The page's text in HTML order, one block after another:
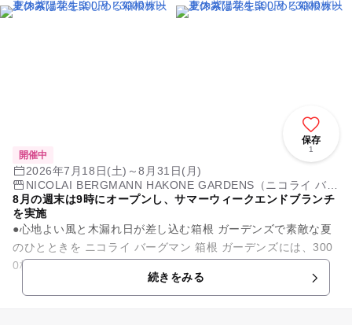
ント
保存
1
開催中
2026年7月18日(土)～8月31日(月)
NICOLAI BERGMANN HAKONE GARDENS（ニコライ バー
グマン 箱根 ガーデンズ）
8月の週末は9時にオープンし、サマーウィークエンドブランチ
を実施
●心地よい風と木漏れ日が差し込む箱根 ガーデンズで素敵な夏
のひとときを ニコライ バーグマン 箱根 ガーデンズには、300
0株以上のさまざまな色合いの紫陽花が園内を彩り、ご来園者
続きをみる